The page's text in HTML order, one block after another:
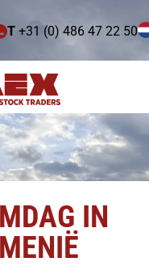
T +31 (0) 486 47 22 50
IN